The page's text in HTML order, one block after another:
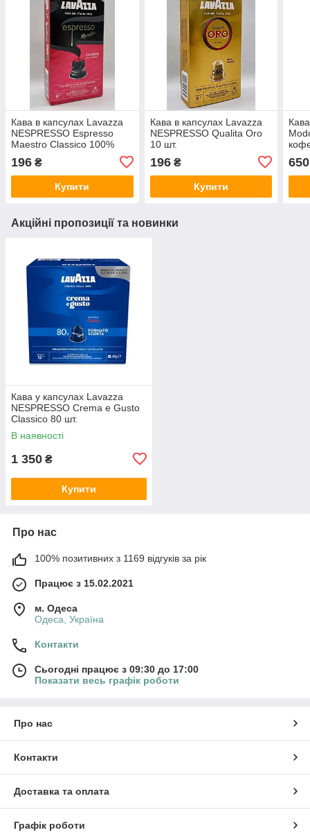
Кава в капсулах Lavazza
NESPRESSO Espresso
Maestro Classico 100%
196 ₴
Купити
Кава в капсулах Lavazza
NESPRESSO Qualita Oro
10 шт.
196₴
Купити
650
Акційні пропозиції та новинки
Кава у капсулах Lavazza
NESPRESSO Crema e Gusto
Classico 80 шт.
В наявності
1 350 ₴
Купити
Про нас
100% позитивних з 1169 відгуків за рік
Працює з 15.02.2021
м. Одеса
Одеса, Україна
Контакти
Сьогодні працює з 09:30 до 17:00
Показати весь графік роботи
Про нас
Контакти
Доставка та оплата
Графік роботи